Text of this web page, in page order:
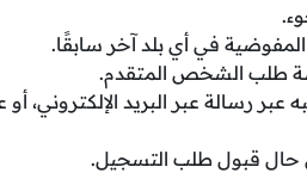
في أي بلد آخر سابقًا.
طلب الشخص المتقدم.
عبر رسالة عبر البريد
حال قبول طلب التسجيل.